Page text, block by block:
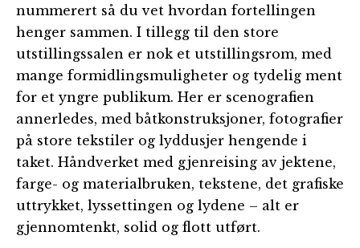
nummerert så du vet hvordan fortellingen
henger sammen. I tillegg til den store
utstillingssalen er nok et utstillingsrom, med
mange formidlingsmuligheter og tydelig ment
for et yngre publikum. Her er scenografien
annerledes, med båtkonstruksjoner, fotografier
på store tekstiler og lyddusjer hengende i
taket. Håndverket med gjenreising av jektene,
farge- og materialbruken, tekstene, det grafiske
uttrykket, lyssettingen og lydene – alt er
gjennomtenkt, solid og flott utført.